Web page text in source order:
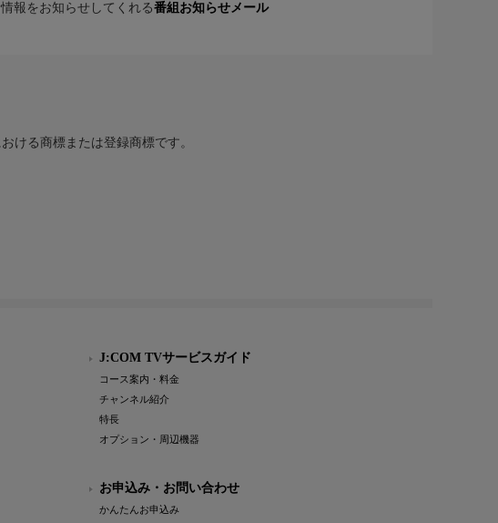
報をお知らせしてくれる番組お知らせメール
ける商標または登録商標です。
J:COM TVサービスガイド
コース案内・料金
チャンネル紹介
特長
オプション・周辺機器
お申込み・お問い合わせ
かんたんお申込み